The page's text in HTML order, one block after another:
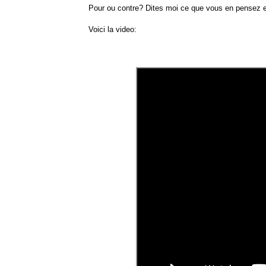
Pour ou contre? Dites moi ce que vous en pensez
Voici la video: